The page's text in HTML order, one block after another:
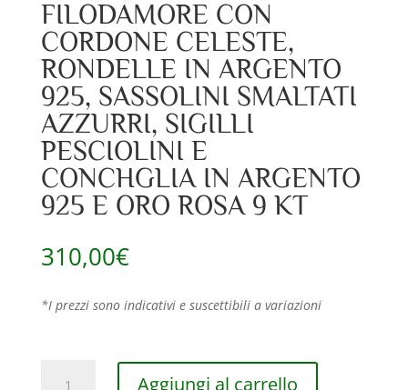
FILODAMORE CON
CORDONE CELESTE,
RONDELLE IN ARGENTO
925, SASSOLINI SMALTATI
AZZURRI, SIGILLI
PESCIOLINI E
CONCHGLIA IN ARGENTO
925 E ORO ROSA 9 KT
310,00€
*I prezzi sono indicativi e suscettibili a variazioni
Aggiungi al carrello